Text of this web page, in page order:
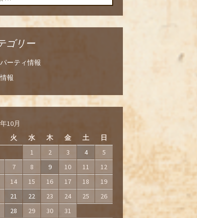
ゴリー
ーティ情報
報
10月
火 水 木 金 土 日
1 2 3 4
5
7 8 9 10 11
12
14 15 16 17 18
19
21 22 23 24 25
26
28 29 30 31